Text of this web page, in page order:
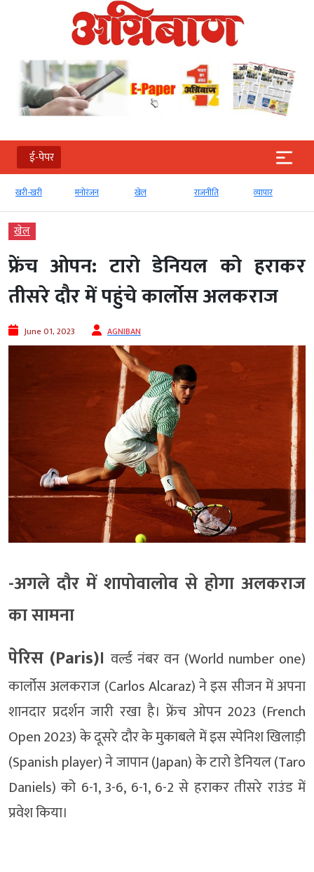
ई-पेपर
खरी-खरी मनोरंजन खेल राजनीति व्‍यापार
खेल
फ्रेंच ओपन: टारो डेनियल को हराकर
तीसरे दौर में पहुंचे कार्लोस अलकराज
June 01, 2023 AGNIBAN
-अगले दौर में शापोवालोव से होगा अलकराज
का सामना
पेरिस (Paris)। वर्ल्ड नंबर वन (World number one)
कार्लोस अलकराज (Carlos Alcaraz) ने इस सीजन में अपना
शानदार प्रदर्शन जारी रखा है। फ्रेंच ओपन 2023 (French
Open 2023) के दूसरे दौर के मुकाबले में इस स्पेनिश खिलाड़ी
(Spanish player) ने जापान (Japan) के टारो डेनियल (Taro
Daniels) को 6-1, 3-6, 6-1, 6-2 से हराकर तीसरे राउंड में
प्रवेश किया।